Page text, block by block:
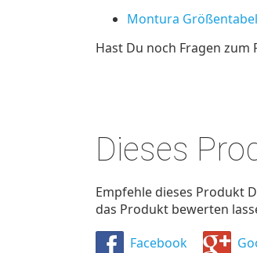
Montura
Hast Du noch Fragen zum
Dieses
Empfehle dieses Produkt
das Produkt bewerten
Facebook